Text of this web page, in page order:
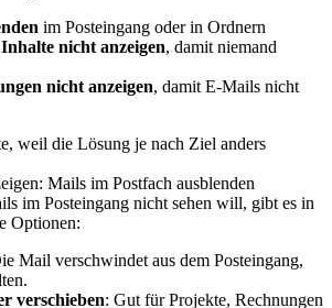
im Posteingang oder in Ordnern
nicht anzeigen, damit niemand
nicht anzeigen, damit E-Mails nicht
weil die Lösung je nach Ziel anders
Mails im Postfach ausblenden
im Posteingang nicht sehen will, gibt es in
Optionen:
Mail verschwindet aus dem Posteingang,
verschieben: Gut für Projekte, Rechnungen